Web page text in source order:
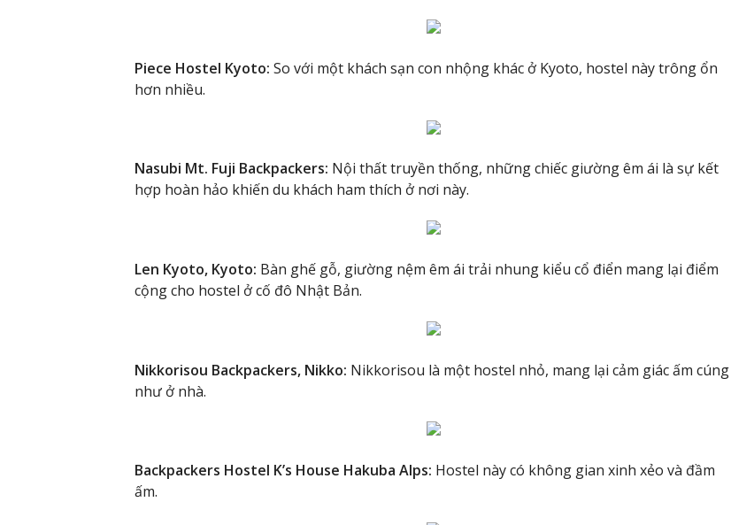
Piece Hostel Kyoto: So với một khách sạn con nhộng khác ở Kyoto, hostel này trông ổn
hơn nhiều.
Nasubi Mt. Fuji Backpackers: Nội thất truyền thống, những chiếc giường êm ái là sự kết
hợp hoàn hảo khiến du khách ham thích ở nơi này.
Len Kyoto, Kyoto: Bàn ghế gỗ, giường nệm êm ái trải nhung kiểu cổ điển mang lại điểm
cộng cho hostel ở cố đô Nhật Bản.
Nikkorisou Backpackers, Nikko: Nikkorisou là một hostel nhỏ, mang lại cảm giác ấm cúng
như ở nhà.
Backpackers Hostel K’s House Hakuba Alps: Hostel này có không gian xinh xẻo và đầm
ấm.